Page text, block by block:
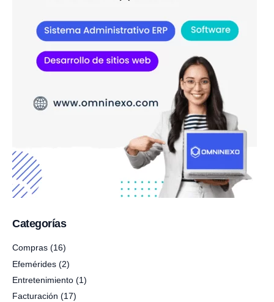
Categorías
Compras (16)
Efemérides (2)
Entretenimiento (1)
Facturación (17)